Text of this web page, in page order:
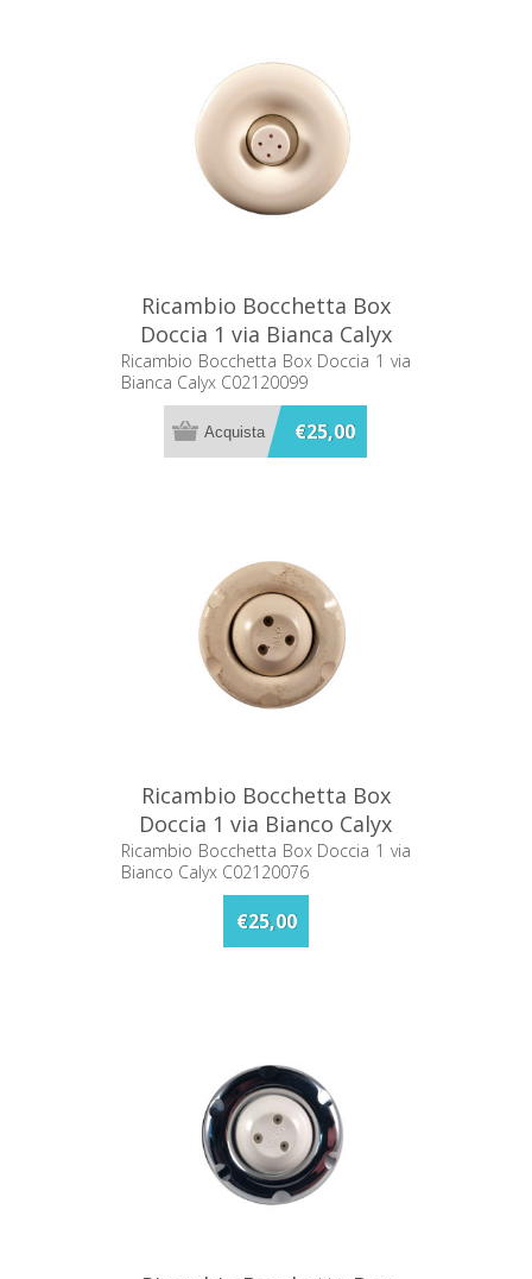
Ricambio Bocchetta Box
Doccia 1 via Bianca Calyx
C02120099
Ricambio Bocchetta Box Doccia 1 via
Bianca Calyx C02120099
€25,00
Ricambio Bocchetta Box
Doccia 1 via Bianco Calyx
C02120076
Ricambio Bocchetta Box Doccia 1 via
Bianco Calyx C02120076
€25,00